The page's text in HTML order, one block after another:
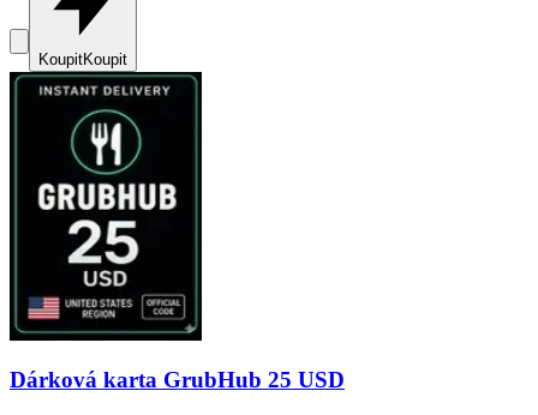
KoupitKoupit
Dárková karta GrubHub 25 USD